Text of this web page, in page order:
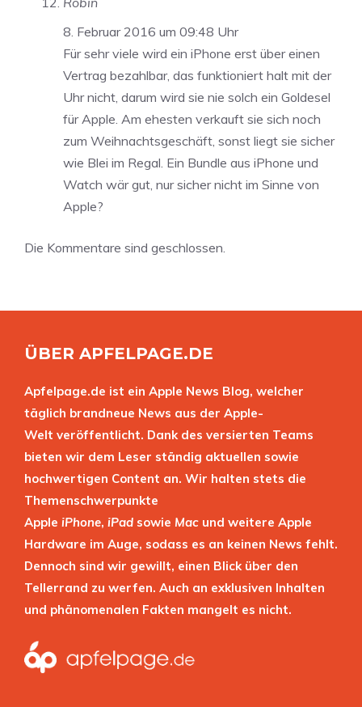
8. Februar 2016 um 09:48 Uhr
Für sehr viele wird ein iPhone erst über einen
Vertrag bezahlbar, das funktioniert halt mit der
Uhr nicht, darum wird sie nie solch ein Goldesel
für Apple. Am ehesten verkauft sie sich noch
zum Weihnachtsgeschäft, sonst liegt sie sicher
wie Blei im Regal. Ein Bundle aus iPhone und
Watch wär gut, nur sicher nicht im Sinne von
Apple?
Die Kommentare sind geschlossen.
ÜBER APFELPAGE.DE
Apfelpage.de ist ein Apple News Blog, welcher
täglich brandneue News aus der Apple-
Welt veröffentlicht. Dank des versierten Teams
bieten wir dem Leser ständig aktuellen sowie
hochwertigen Content an. Wir halten stets die
Themenschwerpunkte
Apple iPhone, iPad sowie Mac und weitere Apple
Hardware im Auge, sodass es an keinen News fehlt.
Dennoch sind wir gewillt, einen Blick über den
Tellerrand zu werfen. Auch an exklusiven Inhalten
und phänomenalen Fakten mangelt es nicht.